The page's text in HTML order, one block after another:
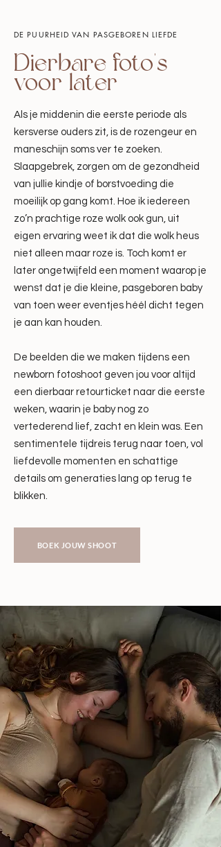
DE PUURHEID VAN PASGEBOREN LIEFDE
Dierbare foto's
voor later
Als je middenin die eerste periode als
kersverse ouders zit, is de rozengeur en
maneschijn soms ver te zoeken.
Slaapgebrek, zorgen om de gezondheid
van jullie kindje of borstvoeding die
moeilijk op gang komt. Hoe ik iedereen
zo’n prachtige roze wolk ook gun, uit
eigen ervaring weet ik dat die wolk heus
niet alleen maar roze is. Toch komt er
later ongetwijfeld een moment waarop je
wenst dat je die kleine, pasgeboren baby
van toen weer eventjes héél dicht tegen
je aan kan houden.
De beelden die we maken tijdens een
newborn fotoshoot geven jou voor altijd
een dierbaar retourticket naar die eerste
weken, waarin je baby nog zo
vertederend lief, zacht en klein was. Een
sentimentele tijdreis terug naar toen, vol
liefdevolle momenten en schattige
details om generaties lang op terug te
blikken.
BOEK JOUW SHOOT